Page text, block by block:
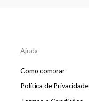
Ajuda
Como comprar
Política de Privacidade